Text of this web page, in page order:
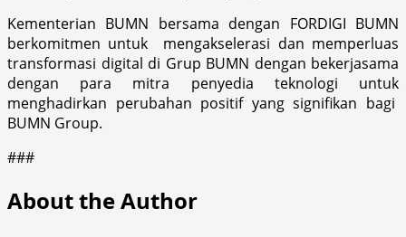
Kementerian BUMN bersama dengan FORDIGI BUMN
berkomitmen untuk mengakselerasi dan memperluas
transformasi digital di Grup BUMN dengan bekerjasama
dengan para mitra penyedia teknologi untuk
menghadirkan perubahan positif yang signifikan bagi
BUMN Group.
###
About the Author